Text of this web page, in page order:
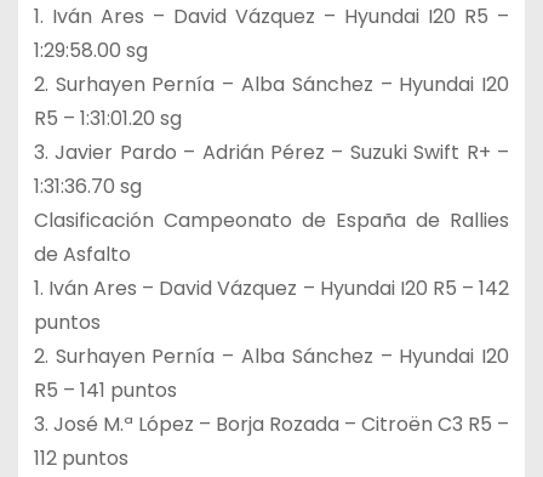
1. Iván Ares – David Vázquez – Hyundai I20 R5 –
1:29:58.00 sg
2. Surhayen Pernía – Alba Sánchez – Hyundai I20
R5 – 1:31:01.20 sg
3. Javier Pardo – Adrián Pérez – Suzuki Swift R+ –
1:31:36.70 sg
Clasificación Campeonato de España de Rallies
de Asfalto
1. Iván Ares – David Vázquez – Hyundai I20 R5 – 142
puntos
2. Surhayen Pernía – Alba Sánchez – Hyundai I20
R5 – 141 puntos
3. José M.ª López – Borja Rozada – Citroën C3 R5 –
112 puntos